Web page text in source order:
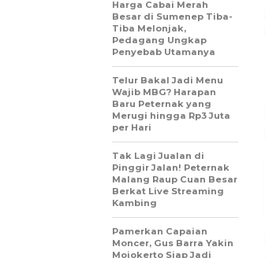
Harga Cabai Merah
Besar di Sumenep Tiba-
Tiba Melonjak,
Pedagang Ungkap
Penyebab Utamanya
Telur Bakal Jadi Menu
Wajib MBG? Harapan
Baru Peternak yang
Merugi hingga Rp3 Juta
per Hari
Tak Lagi Jualan di
Pinggir Jalan! Peternak
Malang Raup Cuan Besar
Berkat Live Streaming
Kambing
Pamerkan Capaian
Moncer, Gus Barra Yakin
Mojokerto Siap Jadi